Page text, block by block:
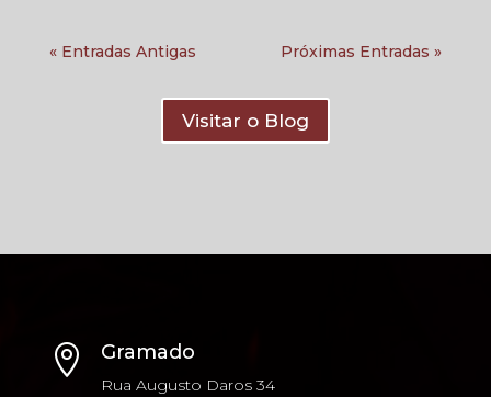
« Entradas Antigas Próximas Entradas »
Visitar o Blog
 Gramado
Rua Augusto Daros 34